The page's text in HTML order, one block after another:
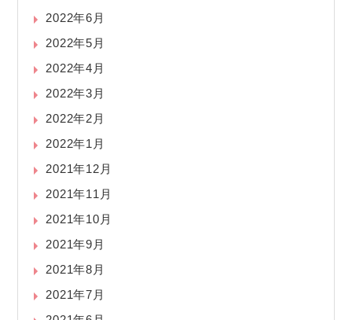
2022年6月
2022年5月
2022年4月
2022年3月
2022年2月
2022年1月
2021年12月
2021年11月
2021年10月
2021年9月
2021年8月
2021年7月